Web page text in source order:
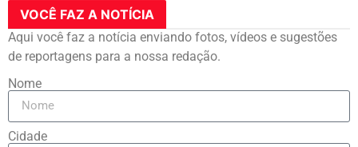
VOCÊ FAZ A NOTÍCIA
Aqui você faz a notícia enviando fotos, vídeos e sugestões
de reportagens para a nossa redação.
Nome
Cidade